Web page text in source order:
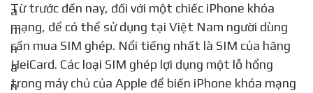
Từ trước đến nay, đối với một chiếc iPhone khóa
mạng, để có thể sử dụng tại Việt Nam người dùng
cần mua SIM ghép. Nổi tiếng nhất là SIM của hãng
HeiCard. Các loại SIM ghép lợi dụng một lỗ hổng
trong máy chủ của Apple để biến iPhone khóa mạng